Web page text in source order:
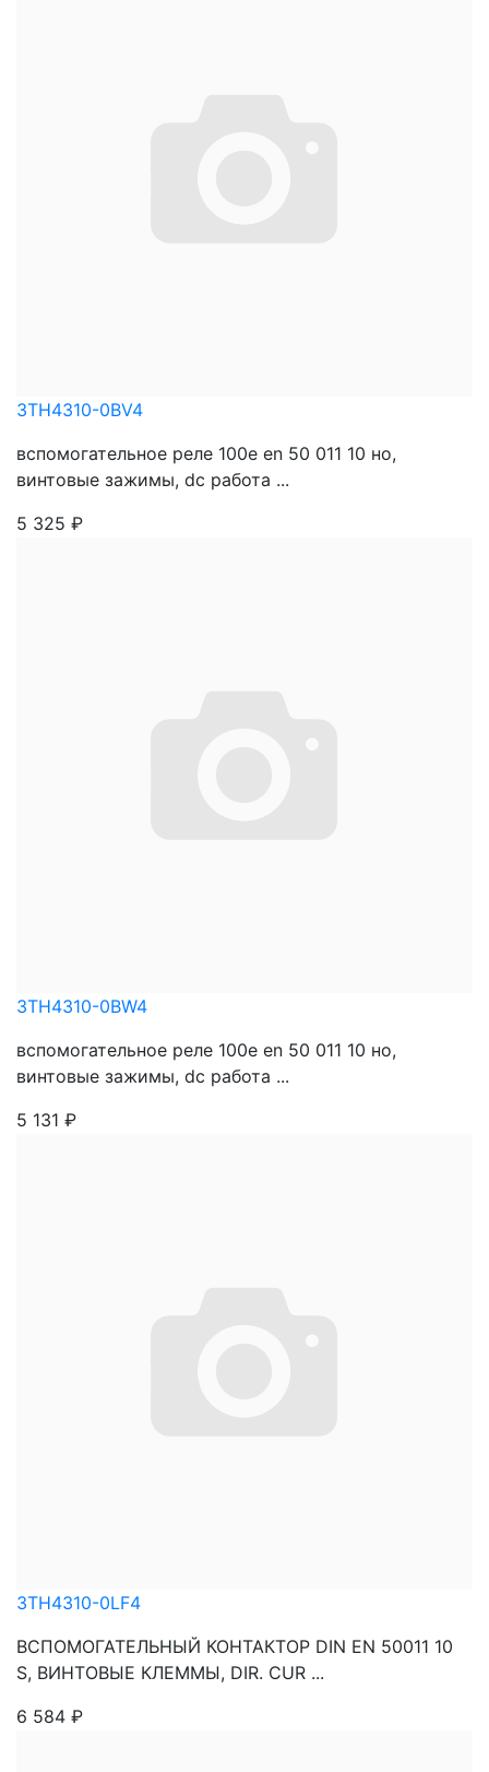
3TH4310-0BV4
вспомогательное реле 100e en 50 011 10 нo,
винтовые зажимы, dc работа ...
5 325 ₽
3TH4310-0BW4
вспомогательное реле 100e en 50 011 10 нo,
винтовые зажимы, dc работа ...
5 131 ₽
3TH4310-0LF4
ВСПОМОГАТЕЛЬНЫЙ КОНТАКТОР DIN EN 50011 10
S, ВИНТОВЫЕ КЛЕММЫ, DIR. CUR ...
6 584 ₽